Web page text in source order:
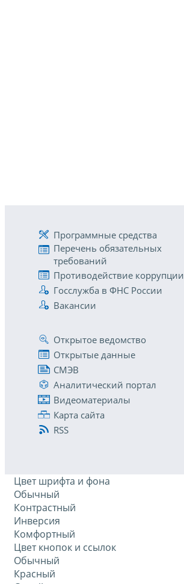
Программные средства
Перечень обязательных
требований
Противодействие коррупции
Госслужба в ФНС России
Вакансии
Открытое ведомство
Открытые данные
СМЭВ
Аналитический портал
Видеоматериалы
Карта сайта
RSS
Цвет шрифта и фона
Обычный
Контрастный
Инверсия
Комфортный
Цвет кнопок и ссылок
Обычный
Красный